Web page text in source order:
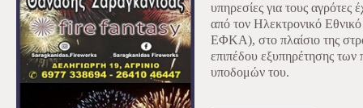
υπηρεσίες για τους αγρότες
από τον Ηλεκτρονικό
ΕΦΚΑ), στο πλαίσιο της
επιπέδου εξυπηρέτησης
υποδομών του.